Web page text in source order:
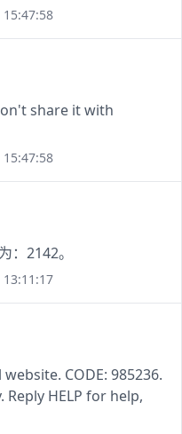
15:47:58
share it with
15:47:58
：2142。
13:11:17
CODE: 985236.
HELP for help,